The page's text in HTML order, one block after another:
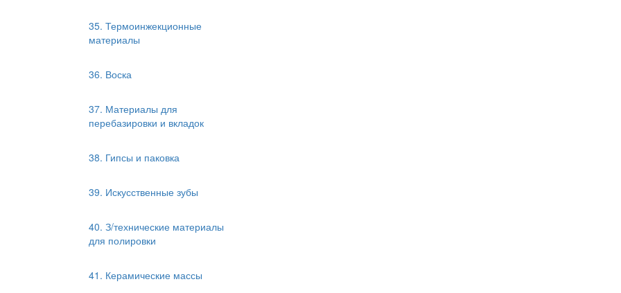
35. Термоинжекционные
материалы
36. Воска
37. Материалы для
перебазировки и вкладок
38. Гипсы и паковка
39. Искусственные зубы
40. З/технические материалы
для полировки
41. Керамические массы